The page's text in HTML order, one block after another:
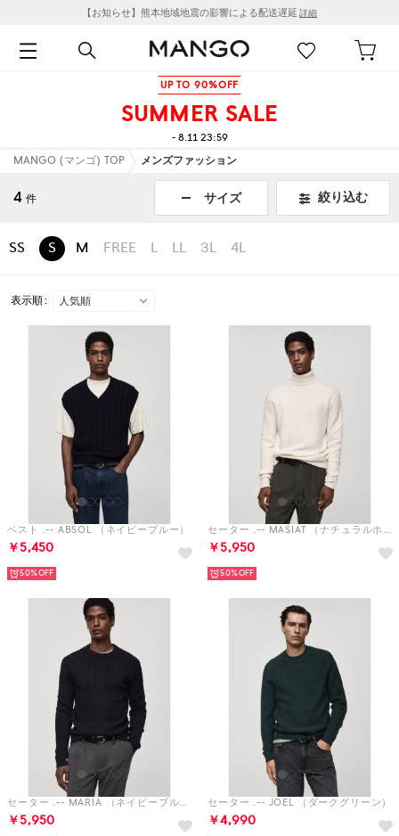
【お知らせ】熊本地域地震の影響による配送遅延 詳細
UP TO 90%OFF
SUMMER SALE
- 8.11 23:59
MANGO (マンゴ) TOP
メンズファッション
4 件 サイズ 絞り込む
SS S M FREE L LL 3L 4L
表示順 :
ベスト .-- ABSOL （ネイビーブルー）
￥5,450
50%
セーター .-- MASIAT （ナチュラルホワイト）
￥5,950
50%
セーター .-- MARIA （ネイビーブルー）
￥5,950
セーター .-- JOEL （ダークグリーン）
￥4,990